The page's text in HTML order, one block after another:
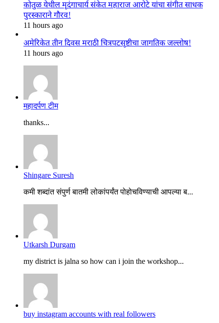
कोतुळ येथील मृदंगाचार्य संकेत महाराज आरोटे यांचा संगीत साधक
पुरस्काराने गौरव!
11 hours ago
अमेरिकेत तीन दिवस मराठी चित्रपटसृष्टीचा जागतिक जल्लोष!
11 hours ago
महादर्पण टीम
thanks...
Shingare Suresh
कमी शब्दांत संपुर्ण बातमी लोकांपर्यंत पोहोचविण्याची आपल्या ब...
Utkarsh Durgam
my district is jalna so how can i join the workshop...
buy instagram accounts with real followers